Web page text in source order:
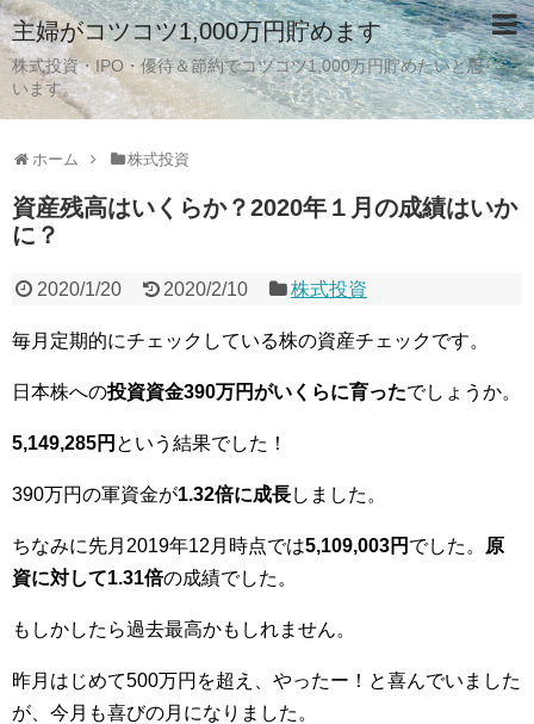
主婦がコツコツ1,000万円貯めます
株式投資・IPO・優待＆節約でコツコツ1,000万円貯めたいと思
います。
ホーム 株式投資
資産残高はいくらか？2020年１月の成績はいか
に？
2020/1/20 2020/2/10 株式投資
毎月定期的にチェックしている株の資産チェックです。
日本株への投資資金390万円がいくらに育ったでしょうか。
5,149,285円 という結果でした！
390万円の軍資金が1.32倍に成長しました。
ちなみに先月2019年12月時点では5,109,003円 でした。
原
資に対して1.31倍の成績でした。
もしかしたら過去最高かもしれません。
昨月はじめて500万円を超え、やったー！と喜んでいました
が、今月も喜びの月になりました。